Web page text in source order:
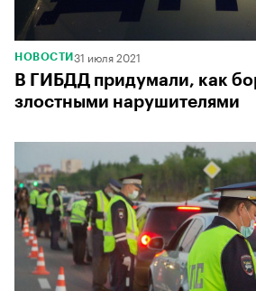
НОВОСТИ 31 июля 2021
В ГИБДД придумали, как
злостными нарушителями